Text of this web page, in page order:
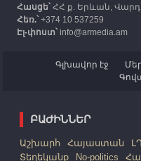
Հասցե՝ՀՀ ք. Երևան,
Հեռ.՝+374 10 537259
Էլ-փոստ՝info@armedia.am
Գլխավոր էջ
ԲԱԺԻՆՆԵՐ
Աշխարհ Հայաստան
Տեղեկանք
No-politics